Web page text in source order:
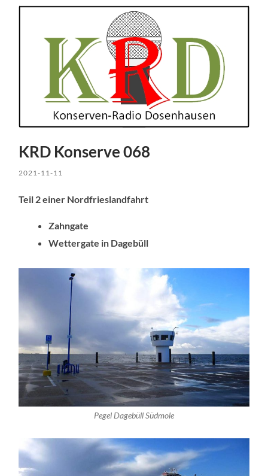
KRD Konserve 068
2021-11-11
Teil 2 einer Nordfrieslandfahrt
Zahngate
Wettergate in Dagebüll
Pegel Dagebüll Südmole